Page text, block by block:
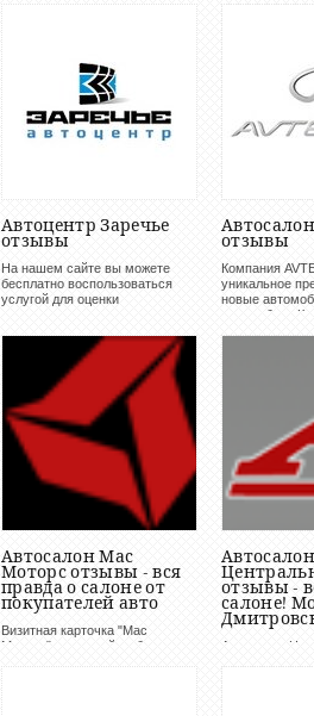
Автоцентр Заречье
отзывы
На нашем сайте вы можете
бесплатно воспользоваться
услугой для оценки
также подобрать наиболее
подходящую программу
кредитования. Для этого...
отзывы
Компания
уникальное
новые
клиентам
двигатель,
бесплатную
Автосалон Мас
Моторс отзывы - вся
правда о салоне от
покупателей авто
Визитная карточка "Мас
Моторс" - широкий выбор
Автосалон
отзывы -
салоне!
Автосалон
модели